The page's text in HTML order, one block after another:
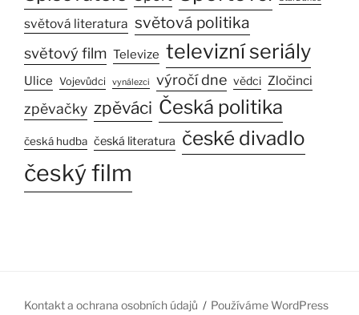
světová literatura světová politika
světový film Televize televizní seriály
Ulice Vojevůdci vynálezci výročí dne vědci Zločinci
zpěvačky zpěváci Česká politika
česká hudba česká literatura české divadlo
český film
Kontakt a ochrana osobních údajů Používáme WordPress